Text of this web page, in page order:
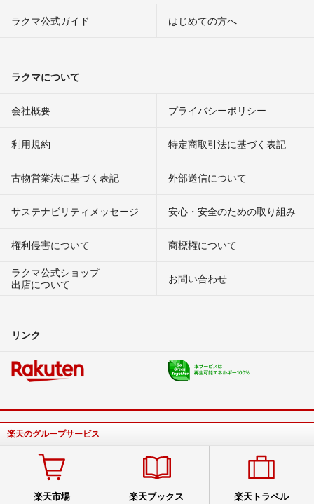
ラクマ公式ガイド はじめての方へ
ラクマについて
会社概要 プライバシーポリシー
利用規約 特定商取引法に基づく表記
古物営業法に基づく表記 外部送信について
サステナビリティメッセージ 安心・安全のための取り組み
権利侵害について
商標権について
ラクマ公式ショップ
出店について
お問い合わせ
リンク
楽天のグループサービス
楽天市場 楽天ブックス 楽天トラベル